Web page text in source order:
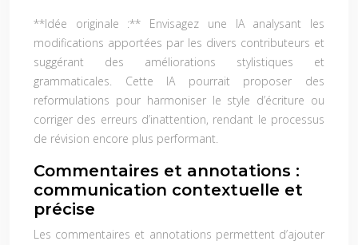
**Idée originale :** Envisagez une IA analysant les
modifications apportées par les divers contributeurs et
suggérant des améliorations stylistiques et
grammaticales. Cette IA pourrait proposer des
reformulations pour harmoniser le style d’écriture ou
corriger des erreurs d’inattention, rendant le processus
de révision encore plus performant.
Commentaires et annotations :
communication contextuelle et
précise
Les commentaires et annotations permettent d’ajouter